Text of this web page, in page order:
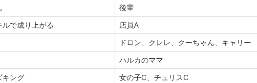
後輩
で成り上がる
店員A
ドロン、クレレ、クーちゃん、キャリー
ハルカのママ
キング
女の子C、チュリスC